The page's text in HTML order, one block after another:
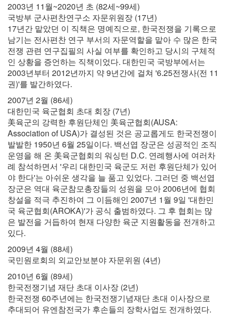
2003년 11월~2020년 초 (82세~99세)
국방부 군사편찬연구소 자문위원장 (17년)
17년간 맡았던 이 직책은 명예직으로, 한국전쟁을 기록으로
남기는 전사편찬 연구 부서의 자문역할을 맡아 수 많은 한국
전쟁 관련 연구집필의 사실 여부를 확인하고 당시의 구체적
인 상황을 증언하는 직책이었다. 대한민국 국방부에서는
2003년부터 2012년까지 약 9년간에 걸쳐 '6.25전쟁사(전 11
권)'를 발간하였다.
2007년 2월 (86세)
대한민국 육군협회 초대 회장 (7년)
美육군의 강력한 후원단체인 美육군협회(AUSA:
Association of USA)가 결성된 것은 공교롭게도 한국전쟁이
발발한 1950년 6월 25일이다. 백선엽 장군은 성공적인 조직
운영을 해 온 美육군협회의 워싱턴 D.C. 연례행사에 여러차
례 참석하면서 '우리 대한민국 육군도 저런 후원단체가 있어
야 한다'는 아쉬운 생각을 늘 품고 있었다. 그러던 중 백선엽
장군은 역대 육군참모총장들의 성원을 모아 2006년에 협회
창설을 적극 추진하여 그 이듬해인 2007년 1월 9일 '대한민
국 육군협회(AROKA)'가 공식 출범하였다. 그 후 협회는 많
은 발전을 거듭하여 현재 다양한 육군 지원활동을 전개하고
있다.
2009년 4월 (88세)
국민원로회의 외교안보분야 자문위원 (4년)
2010년 6월 (89세)
한국전쟁기념 재단 초대 이사장 (2년)
한국전쟁 60주년에는 한국전쟁기념재단 초대 이사장으로
추대되어 유엔참전국가 후손들의 장학사업도 전개하였다.